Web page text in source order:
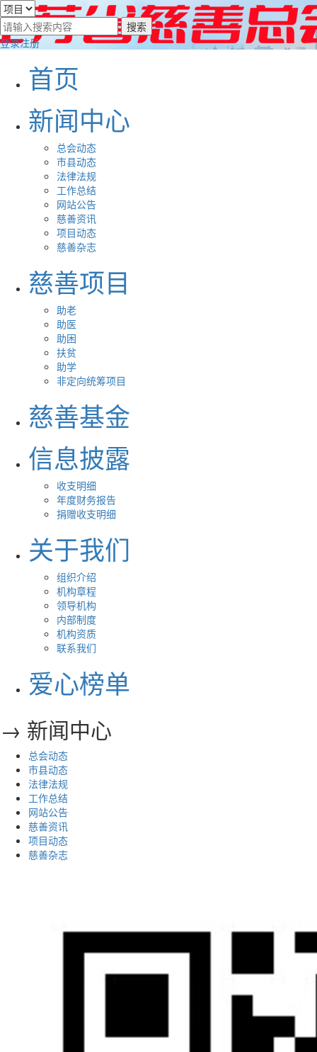
登录注册
首页
新闻中心
总会动态
市县动态
法律法规
工作总结
网站公告
慈善资讯
项目动态
慈善杂志
慈善项目
助老
助医
助困
扶贫
助学
非定向统筹项目
慈善基金
信息披露
收支明细
年度财务报告
捐赠收支明细
关于我们
组织介绍
机构章程
领导机构
内部制度
机构资质
联系我们
爱心榜单
→ 新闻中心
总会动态
市县动态
法律法规
工作总结
网站公告
慈善资讯
项目动态
慈善杂志